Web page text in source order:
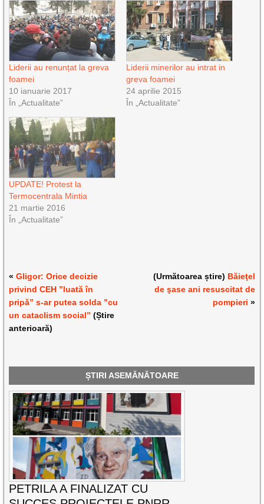
Liderii au renunțat la greva
foamei
10 ianuarie 2017
În „Actualitate”
Liderii minerilor au intrat in
greva foamei
24 aprilie 2015
În „Actualitate”
UPDATE! Protest la
Termocentrala Mintia
21 martie 2016
În „Actualitate”
«Gligor: Orice decizie
privind CEH ”luată în
pripă” s-ar putea solda ”cu
un cataclism social” (Știre
anterioară)
(Următoarea știre) Băieţel
de şase ani resuscitat de
pompieri »
ȘTIRI ASEMĂNĂTOARE
PETRILA A FINALIZAT CU